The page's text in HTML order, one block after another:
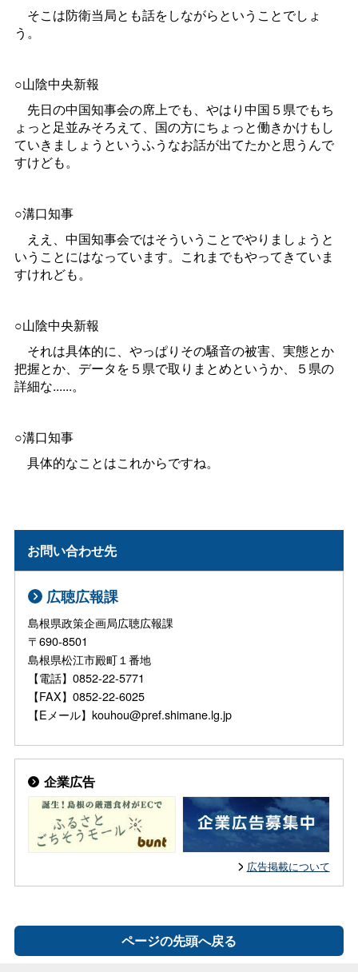
そこは防衛当局とも話をしながらということでしょ
う。
○山陰中央新報
先日の中国知事会の席上でも、やはり中国５県でもち
ょっと足並みそろえて、国の方にちょっと働きかけもし
ていきましょうというふうなお話が出てたかと思うんで
すけども。
○溝口知事
ええ、中国知事会ではそういうことでやりましょうと
いうことにはなっています。これまでもやってきていま
すけれども。
○山陰中央新報
それは具体的に、やっぱりその騒音の被害、実態とか
把握とか、データを５県で取りまとめというか、５県の
詳細な......。
○溝口知事
具体的なことはこれからですね。
お問い合わせ先
広聴広報課
島根県政策企画局広聴広報課
〒690-8501
島根県松江市殿町１番地
【電話】0852-22-5771
【FAX】0852-22-6025
【Eメール】kouhou@pref.shimane.lg.jp
企業広告
広告掲載について
ページの先頭へ戻る